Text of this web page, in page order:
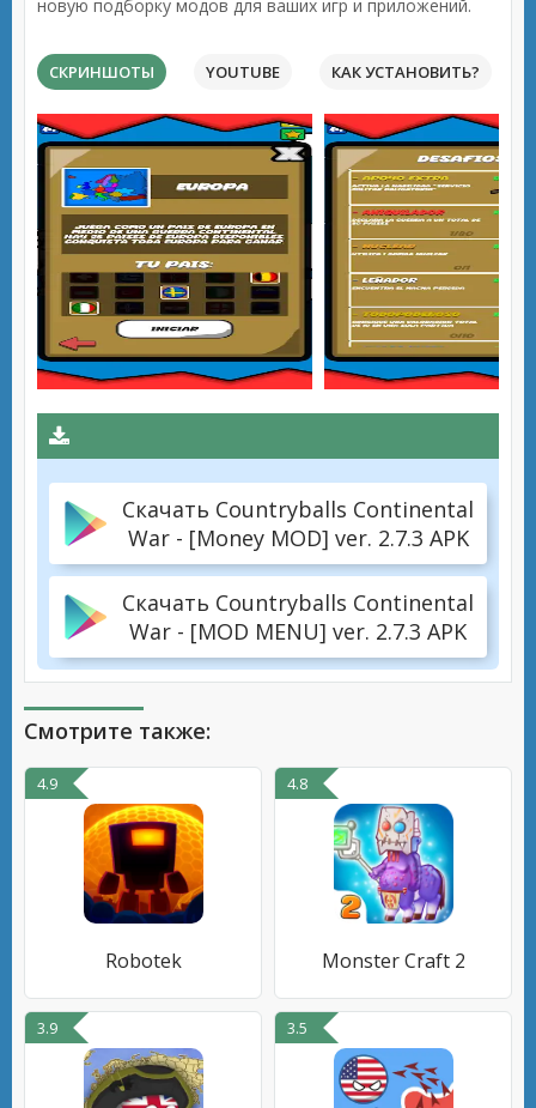
новую подборку модов для ваших игр и приложений.
СКРИНШОТЫ YOUTUBE КАК УСТАНОВИТЬ?
Скачать Countryballs Continental
War - [Money MOD] ver. 2.7.3 APK
Скачать Countryballs Continental
War - [MOD MENU] ver. 2.7.3 APK
Смотрите также:
4.9
Robotek
4.8
Monster Craft 2
3.9 3.5